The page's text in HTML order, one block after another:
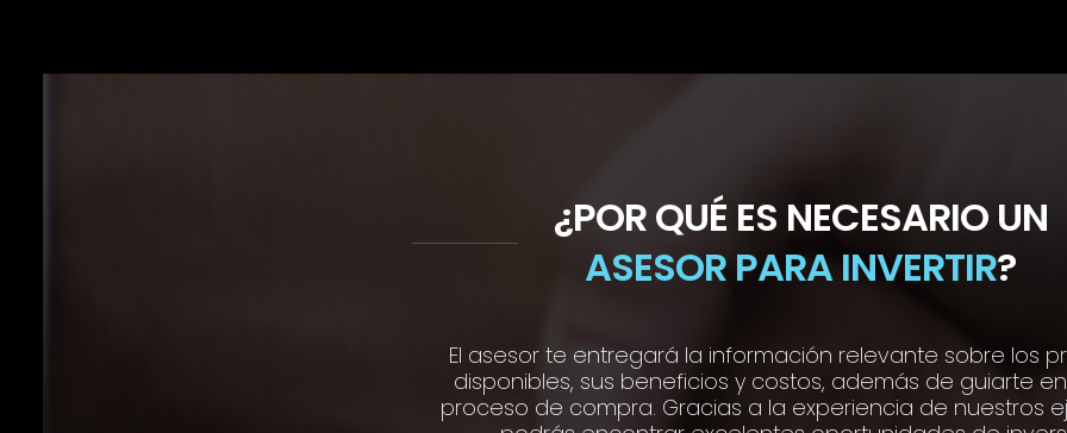
¿POR QUÉ ES NECESARIO UN
ASESOR PARA INVERTIR?
El asesor te entregará la información relevante sobre los
disponibles, sus beneficios y costos, además de guiarte
proceso de compra. Gracias a la experiencia de nuestros